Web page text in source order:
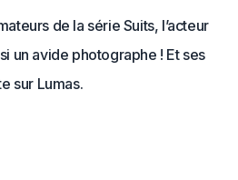
de la série Suits, l’acteur
un avide photographe ! Et ses
sur Lumas.